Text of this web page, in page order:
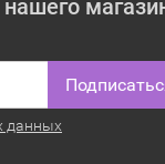
данных